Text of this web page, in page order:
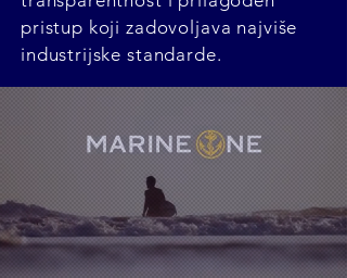
pristup koji zadovoljava najviše
industrijske standarde.